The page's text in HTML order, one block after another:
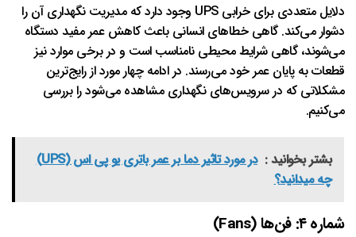
دلایل متعددی برای خرابی UPS وجود دارد که مدیریت نگهداری آن را
دشوار می‌کند. گاهی خطاهای انسانی باعث کاهش عمر مفید دستگاه
می‌شوند، گاهی شرایط محیطی نامناسب است و در برخی موارد نیز
قطعات به پایان عمر خود می‌رسند. در ادامه چهار مورد از رایج‌ترین
مشکلاتی که در سرویس‌های نگهداری مشاهده می‌شود را بررسی
می‌کنیم.
بشتر بخوانید :
در مورد تاثیر دما بر عمر باتری یو پی اس (UPS)
چه میدانید؟
شماره ۴: فن‌ها (Fans)